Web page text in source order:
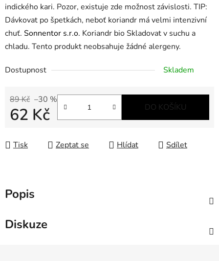
indického kari. Pozor, existuje zde možnost závislosti. TIP:
Dávkovat po špetkách, neboť koriandr má velmi intenzivní
chuť. Sonnentor s.r.o. Koriandr bio Skladovat v suchu a
chladu. Tento produkt neobsahuje žádné alergeny.
Dostupnost Skladem
89 Kč –30 %
62 Kč DO KOŠÍKU
Tisk Zeptat se Hlídat Sdílet
Popis
Diskuze